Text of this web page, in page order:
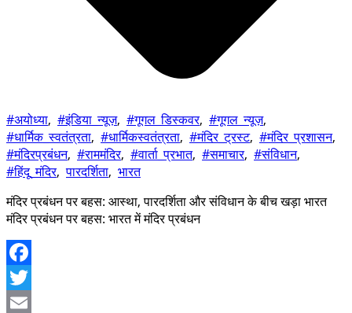
#अयोध्या, #इंडिया_न्यूज़, #गूगल_डिस्कवर, #गूगल_न्यूज़,
#धार्मिक_स्वतंत्रता, #धार्मिकस्वतंत्रता, #मंदिर_ट्रस्ट, #मंदिर_प्रशासन,
#मंदिरप्रबंधन, #राममंदिर, #वार्ता_प्रभात, #समाचार, #संविधान,
#हिंदू_मंदिर,पारदर्शिता, भारत
मंदिर प्रबंधन पर बहस: आस्था, पारदर्शिता और संविधान के बीच खड़ा भारत
मंदिर प्रबंधन पर बहस: भारत में मंदिर प्रबंधन
Facebook
Twitter